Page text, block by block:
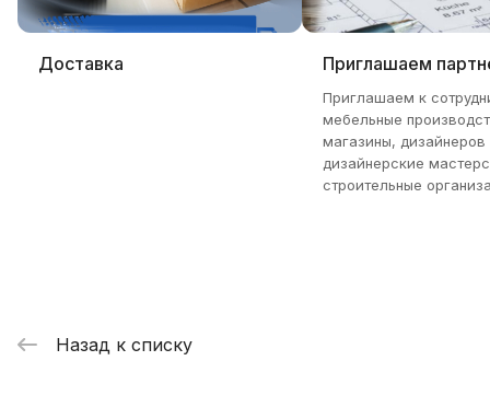
Доставка Приглашаем
Приглашаем к
мебельные
магазины, дизайнеров
дизайнерские
строительные
Назад к списку